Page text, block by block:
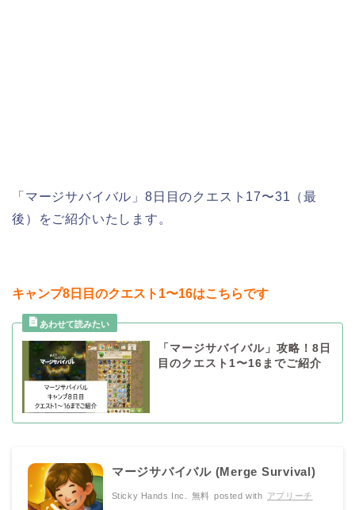
「マージサバイバル」8日目のクエスト17〜31（最
後）をご紹介いたします。
キャンプ8日目のクエスト1〜16はこちらです
「マージサバイバル」攻略！8日
目のクエスト1〜16までご紹介
マージサバイバル (Merge Survival)
Sticky Hands Inc. 無料 posted with アプリーチ